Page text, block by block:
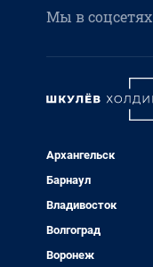
Мы в соцсетях
Архангельск
Барнаул
Владивосток
Волгоград
Воронеж